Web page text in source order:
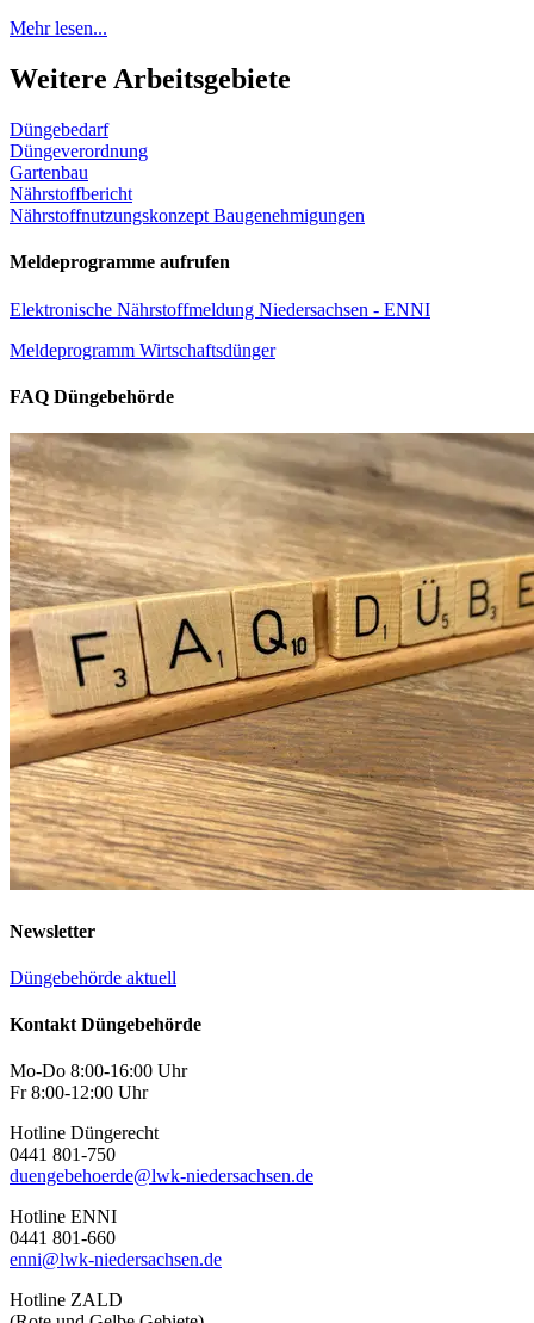
Mehr lesen...
Weitere Arbeitsgebiete
Düngebedarf
Düngeverordnung
Gartenbau
Nährstoffbericht
Nährstoffnutzungskonzept Baugenehmigungen
Meldeprogramme aufrufen
Elektronische Nährstoffmeldung Niedersachsen - ENNI
Meldeprogramm Wirtschaftsdünger
FAQ Düngebehörde
Newsletter
Düngebehörde aktuell
Kontakt Düngebehörde
Mo-Do 8:00-16:00 Uhr
Fr 8:00-12:00 Uhr
Hotline Düngerecht
0441 801-750
duengebehoerde@lwk-niedersachsen.de
Hotline ENNI
0441 801-660
enni@lwk-niedersachsen.de
Hotline ZALD